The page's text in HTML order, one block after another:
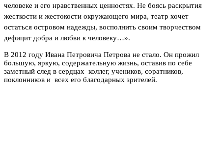
человеке и его нравственных ценностях. Не боясь раскрытия
жесткости и жестокости окружающего мира, театр хочет
остаться островом надежды, восполнить своим творчеством
дефицит добра и любви к человеку…».
В 2012 году Ивана Петровича Петрова не стало. Он прожил
большую, яркую, содержательную жизнь, оставив по себе
заметный след в сердцах коллег, учеников, соратников,
поклонников и всех его благодарных зрителей.